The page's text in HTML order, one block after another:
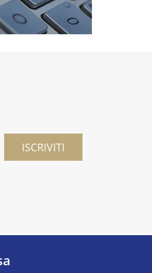
ISCRIVITI